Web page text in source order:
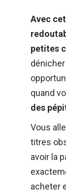
Avec
petites
quand
des
Vous
titres
avoir la
acheter